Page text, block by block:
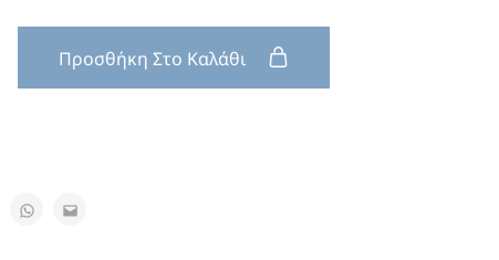
Προσθήκη Στο Καλάθι